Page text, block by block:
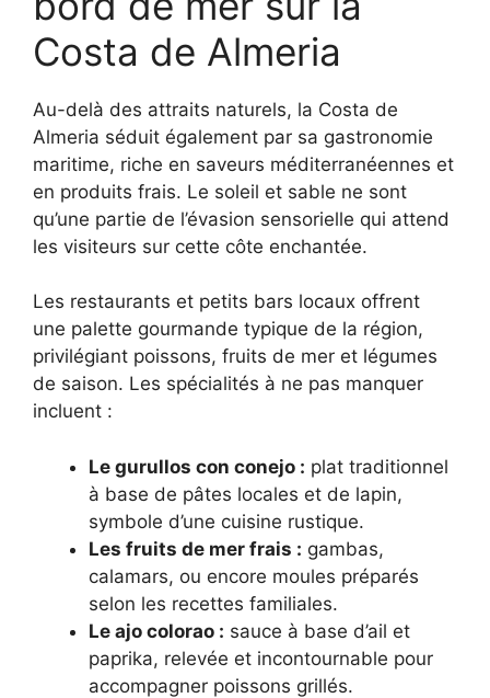
Costa de Almeria
Au-delà des attraits naturels, la Costa de
Almeria séduit également par sa gastronomie
maritime, riche en saveurs méditerranéennes et
en produits frais. Le soleil et sable ne sont
qu’une partie de l’évasion sensorielle qui attend
les visiteurs sur cette côte enchantée.
Les restaurants et petits bars locaux offrent
une palette gourmande typique de la région,
privilégiant poissons, fruits de mer et légumes
de saison. Les spécialités à ne pas manquer
incluent :
Le gurullos con conejo : plat traditionnel
à base de pâtes locales et de lapin,
symbole d’une cuisine rustique.
Les fruits de mer frais : gambas,
calamars, ou encore moules préparés
selon les recettes familiales.
Le ajo colorao : sauce à base d’ail et
paprika, relevée et incontournable pour
accompagner poissons grillés.